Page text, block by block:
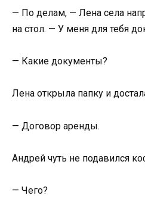
— По делам, — Лена села
на стол. — У меня для тебя
— Какие документы?
Лена открыла папку и
— Договор аренды.
Андрей чуть не подавился
— Чего?